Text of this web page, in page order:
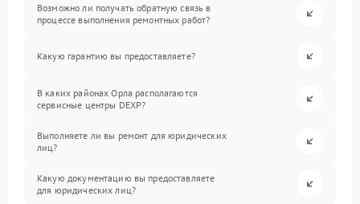
Возможно ли получать обратную связь в
процессе выполнения ремонтных работ?
Какую гарантию вы предоставляете?
В каких районах Орла располагаются
сервисные центры DEXP?
Выполняете ли вы ремонт для юридических
лиц?
Какую документацию вы предоставляете
для юридических лиц?